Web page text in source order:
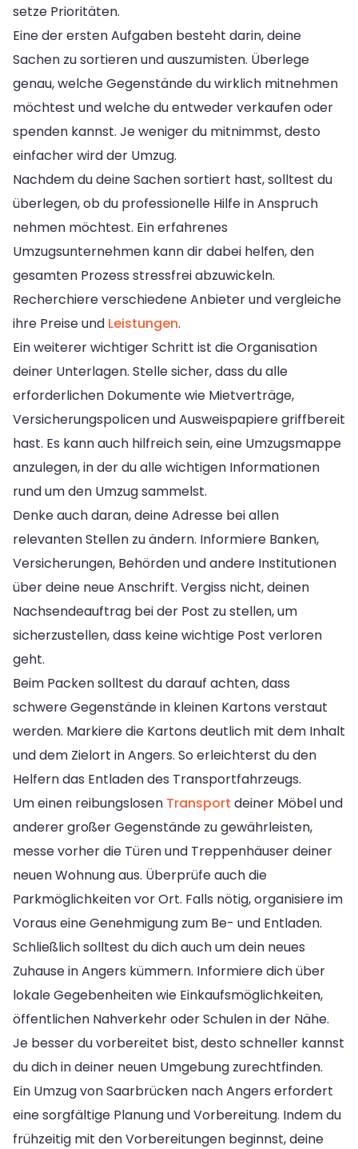
setze Prioritäten.
Eine der ersten Aufgaben besteht darin, deine
Sachen zu sortieren und auszumisten. Überlege
genau, welche Gegenstände du wirklich mitnehmen
möchtest und welche du entweder verkaufen oder
spenden kannst. Je weniger du mitnimmst, desto
einfacher wird der Umzug.
Nachdem du deine Sachen sortiert hast, solltest du
überlegen, ob du professionelle Hilfe in Anspruch
nehmen möchtest. Ein erfahrenes
Umzugsunternehmen kann dir dabei helfen, den
gesamten Prozess stressfrei abzuwickeln.
Recherchiere verschiedene Anbieter und vergleiche
ihre Preise und Leistungen.
Ein weiterer wichtiger Schritt ist die Organisation
deiner Unterlagen. Stelle sicher, dass du alle
erforderlichen Dokumente wie Mietverträge,
Versicherungspolicen und Ausweispapiere griffbereit
hast. Es kann auch hilfreich sein, eine Umzugsmappe
anzulegen, in der du alle wichtigen Informationen
rund um den Umzug sammelst.
Denke auch daran, deine Adresse bei allen
relevanten Stellen zu ändern. Informiere Banken,
Versicherungen, Behörden und andere Institutionen
über deine neue Anschrift. Vergiss nicht, deinen
Nachsendeauftrag bei der Post zu stellen, um
sicherzustellen, dass keine wichtige Post verloren
geht.
Beim Packen solltest du darauf achten, dass
schwere Gegenstände in kleinen Kartons verstaut
werden. Markiere die Kartons deutlich mit dem Inhalt
und dem Zielort in Angers. So erleichterst du den
Helfern das Entladen des Transportfahrzeugs.
Um einen reibungslosen Transport deiner Möbel und
anderer großer Gegenstände zu gewährleisten,
messe vorher die Türen und Treppenhäuser deiner
neuen Wohnung aus. Überprüfe auch die
Parkmöglichkeiten vor Ort. Falls nötig, organisiere im
Voraus eine Genehmigung zum Be- und Entladen.
Schließlich solltest du dich auch um dein neues
Zuhause in Angers kümmern. Informiere dich über
lokale Gegebenheiten wie Einkaufsmöglichkeiten,
öffentlichen Nahverkehr oder Schulen in der Nähe.
Je besser du vorbereitet bist, desto schneller kannst
du dich in deiner neuen Umgebung zurechtfinden.
Ein Umzug von Saarbrücken nach Angers erfordert
eine sorgfältige Planung und Vorbereitung. Indem du
frühzeitig mit den Vorbereitungen beginnst, deine